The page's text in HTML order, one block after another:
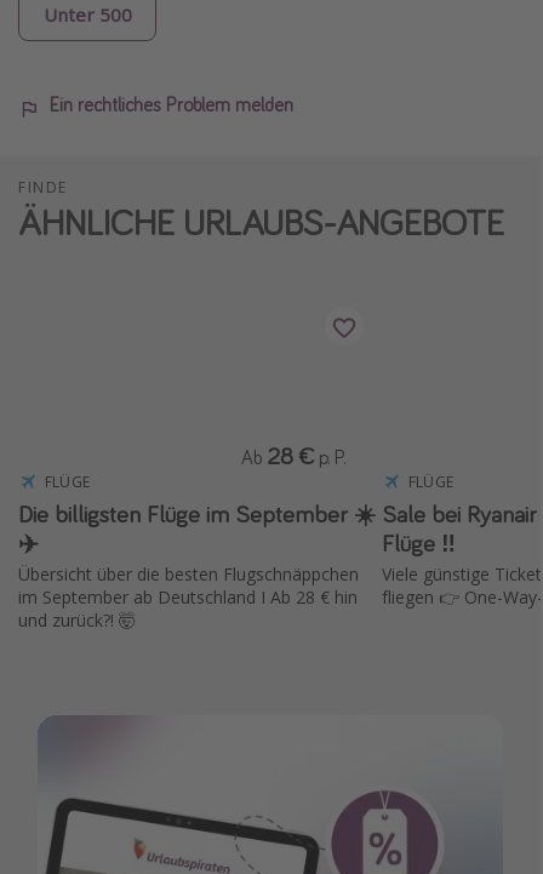
Unter 500
Ein rechtliches Problem melden
FINDE
ÄHNLICHE URLAUBS-ANGEBOTE
FLÜGE
Die billigsten Flüge im September ☀️
✈️
Übersicht über die besten Flugschnäppchen
im September ab Deutschland I Ab 28 € hin
und zurück?! 🤯
Ab 28 € p. P.
FLÜGE
Sale bei Ryanair ✈️ 15 %
Flüge ‼️
Viele günstige
fliegen 👉 One-